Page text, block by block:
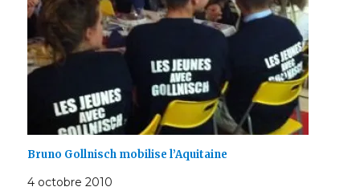
Bruno Gollnisch mobilise l’Aquitaine
4 octobre 2010